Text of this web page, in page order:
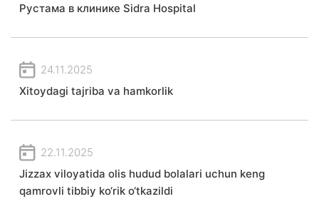
Рустама в клинике Sidra Hospital
24.11.2025
Xitoydagi tajriba va hamkorlik
22.11.2025
Jizzax viloyatida olis hudud bolalari uchun keng
qamrovli tibbiy ko‘rik o‘tkazildi